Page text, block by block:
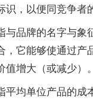
，以便同竞争者
品牌的名字与象
，它能够使通过
增大（或减少）。
均单位产品的成本